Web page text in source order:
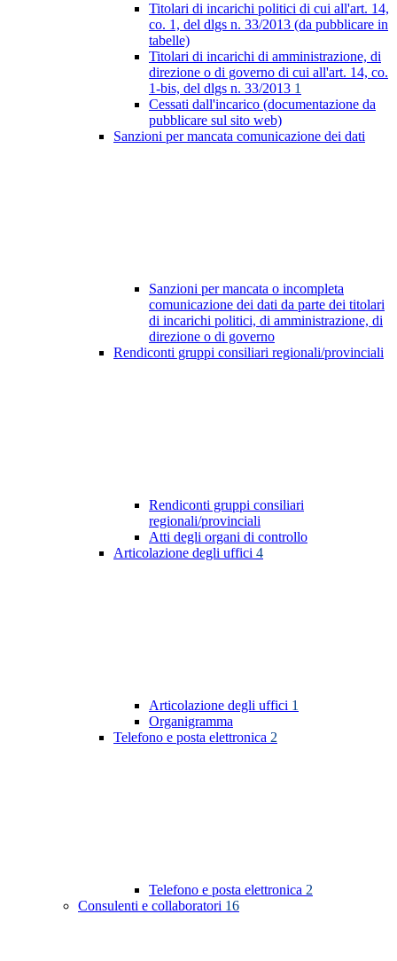
Titolari di incarichi politici di cui all'art. 14,
co. 1, del dlgs n. 33/2013 (da pubblicare in
tabelle)
Titolari di incarichi di amministrazione, di
direzione o di governo di cui all'art. 14, co.
1-bis, del dlgs n. 33/2013 1
Cessati dall'incarico (documentazione da
pubblicare sul sito web)
Sanzioni per mancata comunicazione dei dati
Sanzioni per mancata o incompleta
comunicazione dei dati da parte dei titolari
di incarichi politici, di amministrazione, di
direzione o di governo
Rendiconti gruppi consiliari regionali/provinciali
Rendiconti gruppi consiliari
regionali/provinciali
Atti degli organi di controllo
Articolazione degli uffici 4
Articolazione degli uffici 1
Organigramma
Telefono e posta elettronica 2
Telefono e posta elettronica 2
Consulenti e collaboratori 16